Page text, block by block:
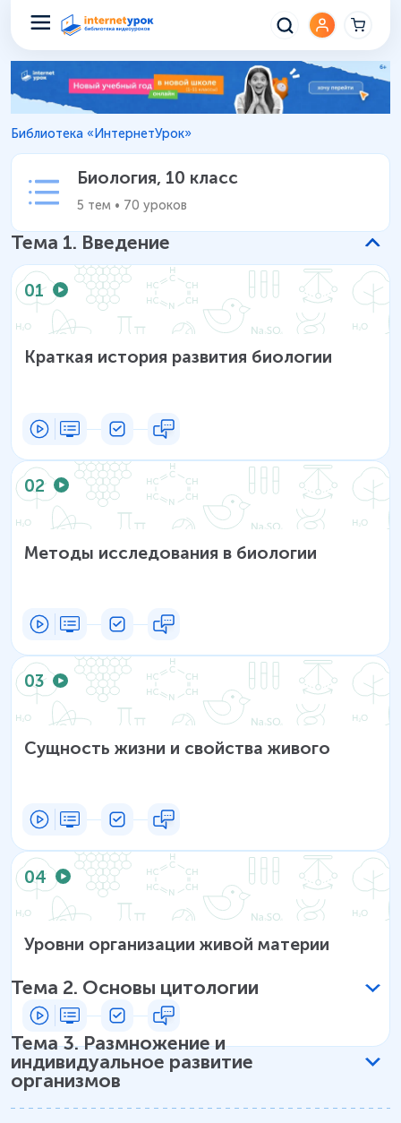
Биология 10 класс – Уроки
Библиотека «ИнтернетУрок»
Биология, 10 класс
5 тем • 70 уроков
Тема 1. Введение
01
Краткая история развития биологии
02
Методы исследования в биологии
03
Сущность жизни и свойства живого
04
Уровни организации живой материи
Тема 2. Основы цитологии
Тема3.Размножение и
индивидуальное развитие
организмов